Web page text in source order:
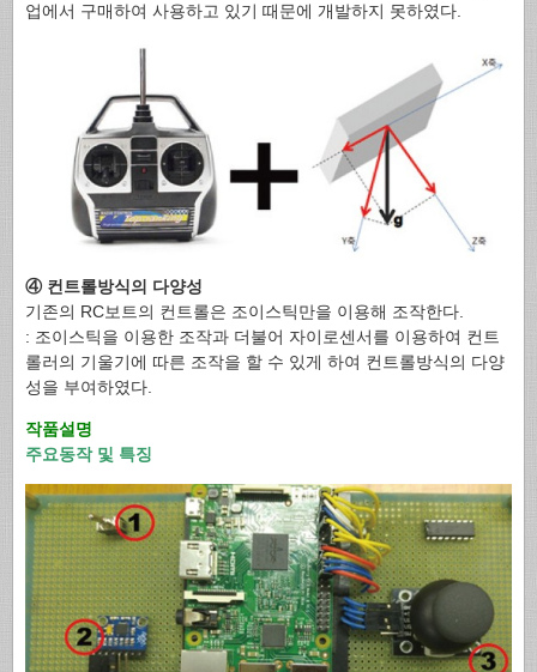
업에서 구매하여 사용하고 있기 때문에 개발하지 못하였다.
④ 컨트롤방식의 다양성
기존의 RC보트의 컨트롤은 조이스틱만을 이용해 조작한다.
: 조이스틱을 이용한 조작과 더불어 자이로센서를 이용하여 컨트
롤러의 기울기에 따른 조작을 할 수 있게 하여 컨트롤방식의 다양
성을 부여하였다.
작품설명
주요동작 및 특징